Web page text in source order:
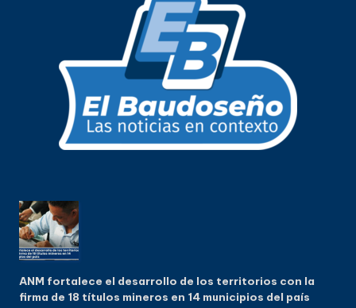
ANM fortalece el desarrollo de los territorios con la
firma de 18 títulos mineros en 14 municipios del país